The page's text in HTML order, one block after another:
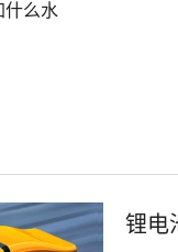
什么水
锂电